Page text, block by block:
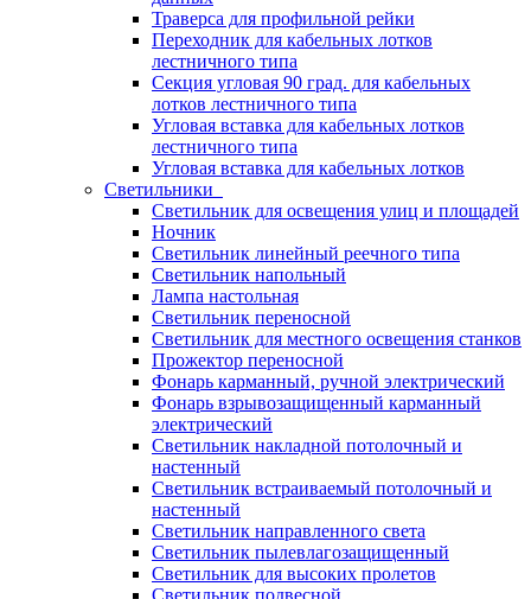
Траверса для профильной рейки
Переходник для кабельных лотков
лестничного типа
Секция угловая 90 град. для кабельных
лотков лестничного типа
Угловая вставка для кабельных лотков
лестничного типа
Угловая вставка для кабельных лотков
Светильники
Светильник для освещения улиц и площадей
Ночник
Светильник линейный реечного типа
Светильник напольный
Лампа настольная
Светильник переносной
Светильник для местного освещения станков
Прожектор переносной
Фонарь карманный, ручной электрический
Фонарь взрывозащищенный карманный
электрический
Светильник накладной потолочный и
настенный
Светильник встраиваемый потолочный и
настенный
Светильник направленного света
Светильник пылевлагозащищенный
Светильник для высоких пролетов
Светильник подвесной